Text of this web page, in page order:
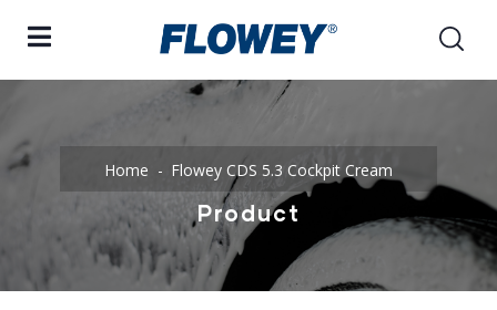
Home Flowey CDS 5.3 Cockpit Cream
Product